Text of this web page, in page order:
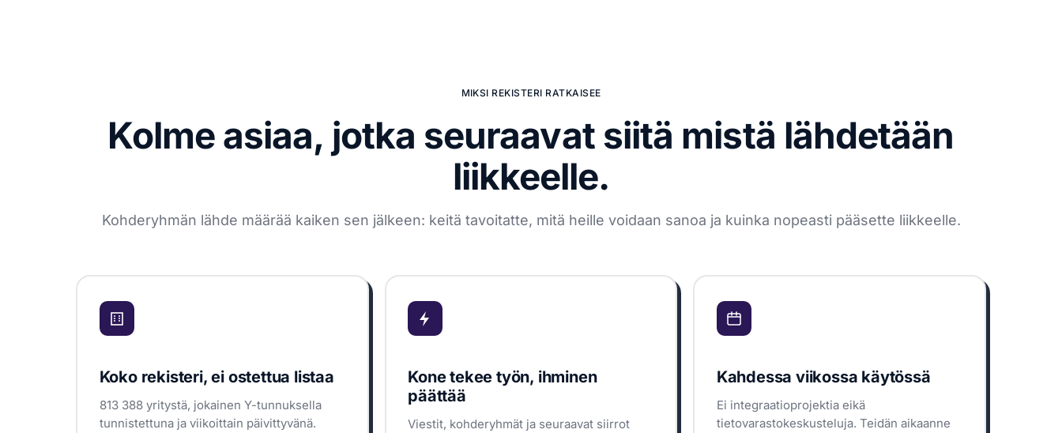
MIKSI REKISTERI RATKAISEE
Kolme asiaa, jotka seuraavat siitä mistä lähdetään
liikkeelle.
Kohderyhmän lähde määrää kaiken sen jälkeen: keitä tavoitatte, mitä heille voidaan sanoa ja kuinka nopeasti pääsette liikkeelle.
Koko rekisteri, ei ostettua listaa
813 388 yritystä, jokainen Y-tunnuksella
tunnistettuna ja viikoittain päivittyvänä.
Kone tekee työn, ihminen
päättää
Viestit, kohderyhmät ja seuraavat siirrot
Kahdessa viikossa käytössä
Ei integraatioprojektia eikä
tietovarastokeskusteluja. Teidän aikaanne